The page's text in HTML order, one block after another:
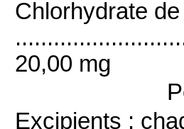
Chlorhydrate de
20,00 mg
Excipients :